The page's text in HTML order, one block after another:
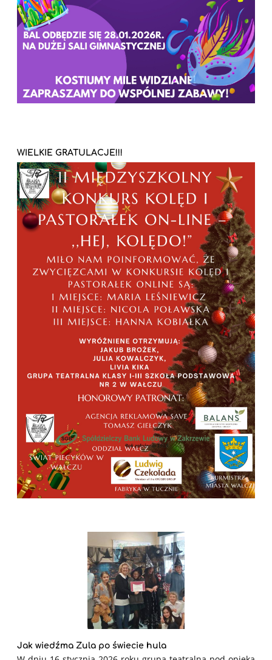
WIELKIE GRATULACJE!!!
Jak wiedźma Zula po świecie hula